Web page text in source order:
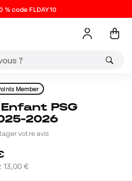
% code FLDAY10
Member
2026
votre avis
13,00 €